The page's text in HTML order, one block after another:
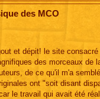
des MCO
et dépit! le site
des morceaux de
de ce qu'il m'a
ont "soit disant
le travail qui avait été